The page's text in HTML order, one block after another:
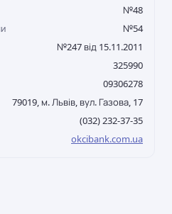
№48
№54
№247 від 15.11.2011
325990
09306278
79019, м. Львів, вул. Газова, 17
(032) 232-37-35
okcibank.com.ua